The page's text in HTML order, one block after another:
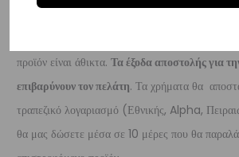
προϊόν είναι άθικτα. Τα έξοδα αποστολής για
επιβαρύνουν τον πελάτη. Τα χρήματα θα
τραπεζικό λογαριασμό (Εθνικής, Alpha,
θα μας δώσετε μέσα σε 10 μέρες που θα